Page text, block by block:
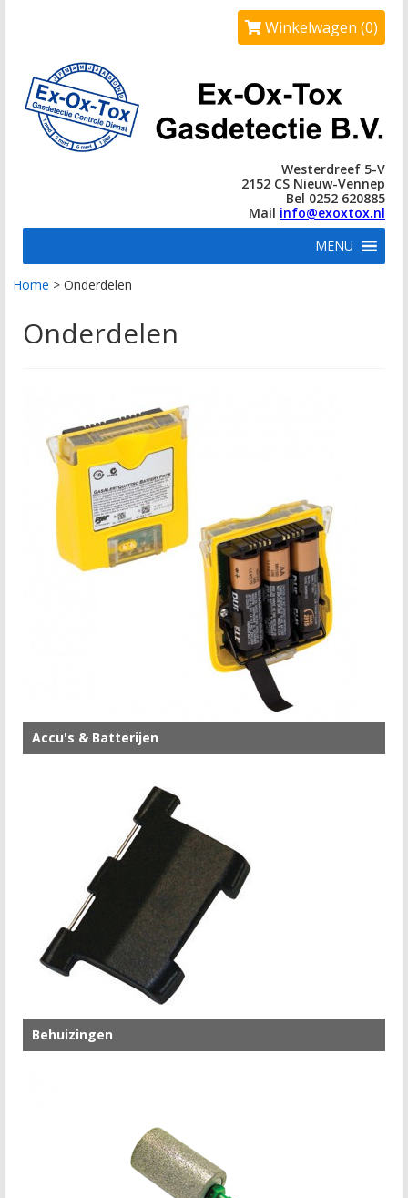
Winkelwagen (0)
Westerdreef 5-V
2152 CS Nieuw-Vennep
Bel 0252 620885
Mail info@exoxtox.nl
MENU
Home > Onderdelen
Onderdelen
Accu's & Batterijen
Behuizingen